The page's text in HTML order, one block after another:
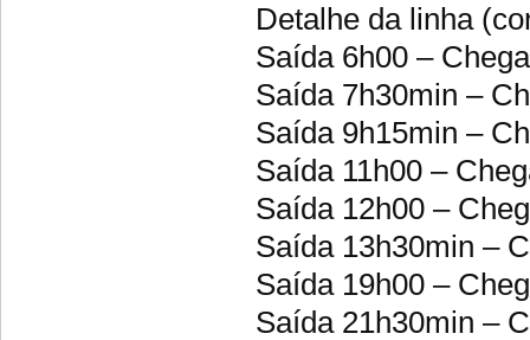
Detalhe da linha
Saída 6h00 –
Saída 7h30min –
Saída 9h15min –
Saída 11h00 –
Saída 12h00 –
Saída 13h30min –
Saída 19h00 –
Saída 21h30min –